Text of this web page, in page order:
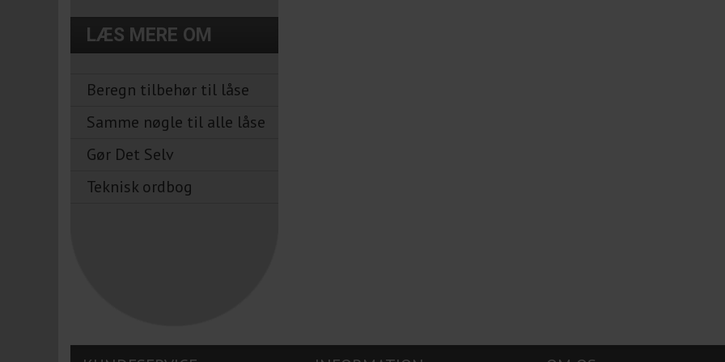
LÆS MERE OM
Beregn tilbehør til låse
Samme nøgle til alle låse
Gør Det Selv
Teknisk ordbog